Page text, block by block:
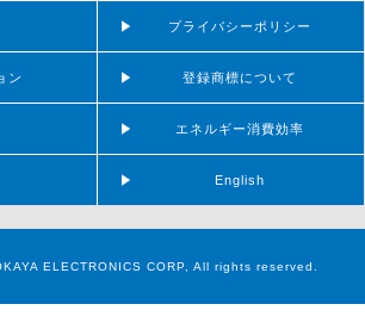
ン
プライバシーポリシー
登録商標について
エネルギー消費効率
English
ELECTRONICS CORP, All rights reserved.